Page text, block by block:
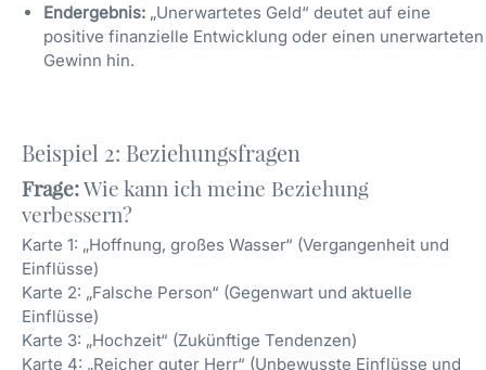
Endergebnis: „Unerwartetes Geld“ deutet auf eine
positive finanzielle Entwicklung oder einen unerwarteten
Gewinn hin.
Beispiel 2: Beziehungsfragen
Frage:Wie kann ich meine Beziehung
verbessern?
Karte 1: „Hoffnung, großes Wasser“ (Vergangenheit und
Einflüsse)
Karte 2: „Falsche Person“ (Gegenwart und aktuelle
Einflüsse)
Karte 3: „Hochzeit“ (Zukünftige Tendenzen)
Karte 4: „Reicher guter Herr“ (Unbewusste Einflüsse und